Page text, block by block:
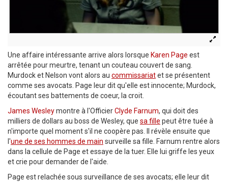
Une affaire intéressante arrive alors lorsque Karen Page est
arrêtée pour meurtre, tenant un couteau couvert de sang.
Murdock et Nelson vont alors au commissariatet se présentent
comme ses avocats. Page leur dit qu'elle est innocente; Murdock,
écoutant ses battements de coeur, la croit.
James Wesleymontre à l'OfficierClyde Farnum, qui doit des
milliers de dollars au boss de Wesley, que sa fille peut être tuée à
n'importe quel moment s'il ne coopère pas. Il révèle ensuite que
l'une de ses hommes de main surveille sa fille. Farnum rentre alors
dans la cellule de Page et essaye de la tuer. Elle lui griffe les yeux
et crie pour demander de l'aide.
Page est relachée sous surveillance de ses avocats; elle leur dit